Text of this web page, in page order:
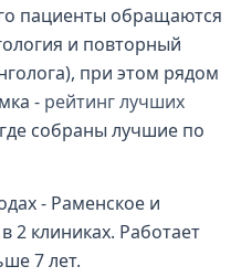
пациенты обращаются
и повторный
при этом рядом
- рейтинг лучших
собраны лучшие по
- Раменское и
клиниках. Работает
7 лет.